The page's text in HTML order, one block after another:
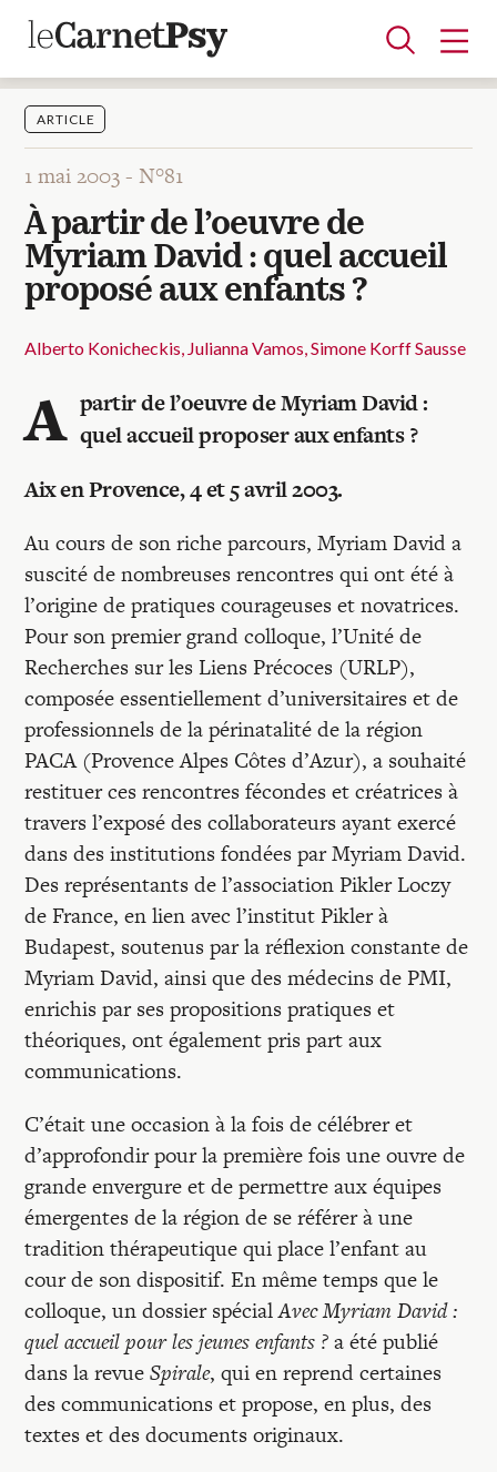
Articles
A la une
Adolescence
Dispositif
Enfance
Périnatalité
Psychanalyse
Psychopathologie
Soin
Dossiers
Auteurs
Blocs-notes
Recherches
Entretiens
Revues
Colloque
Mon panier
Mon compte
ARTICLE
1 mai 2003 -N°81
À partir de l’oeuvre de
Myriam David : quel accueil
proposé aux enfants ?
Alberto Konicheckis Julianna Vamos Simone Korff Sausse
A partir de l’oeuvre de Myriam David :
quel accueil proposer aux enfants ?
Aix en Provence, 4 et 5 avril 2003.
Au cours de son riche parcours, Myriam David a
suscité de nombreuses rencontres qui ont été à
l’origine de pratiques courageuses et novatrices.
Pour son premier grand colloque, l’Unité de
Recherches sur les Liens Précoces (URLP),
composée essentiellement d’universitaires et de
professionnels de la périnatalité de la région
PACA (Provence Alpes Côtes d’Azur), a souhaité
restituer ces rencontres fécondes et créatrices à
travers l’exposé des collaborateurs ayant exercé
dans des institutions fondées par Myriam David.
Des représentants de l’association Pikler Loczy
de France, en lien avec l’institut Pikler à
Budapest, soutenus par la réflexion constante de
Myriam David, ainsi que des médecins de PMI,
enrichis par ses propositions pratiques et
théoriques, ont également pris part aux
communications.
C’était une occasion à la fois de célébrer et
d’approfondir pour la première fois une ouvre de
grande envergure et de permettre aux équipes
émergentes de la région de se référer à une
tradition thérapeutique qui place l’enfant au
cour de son dispositif. En même temps que le
colloque, un dossier spécialAvec Myriam David :
quel accueil pour les jeunes enfants ?a été publié
dans la revueSpirale, qui en reprend certaines
des communications et propose, en plus, des
textes et des documents originaux.